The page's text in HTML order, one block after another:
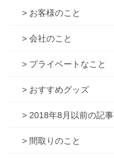
> お客様のこと
> 会社のこと
> プライベートなこと
> おすすめグッズ
> 2018年8月以前の記事
> 間取りのこと